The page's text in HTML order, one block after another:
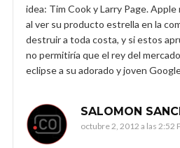
idea: Tim Cook y Larry Page.
al ver su producto estrella en la
destruir a toda costa, y si estos
no permitiría que el rey del
eclipse a su adorado y joven
SALOMON
octubre 2, 2012 a las 2:52